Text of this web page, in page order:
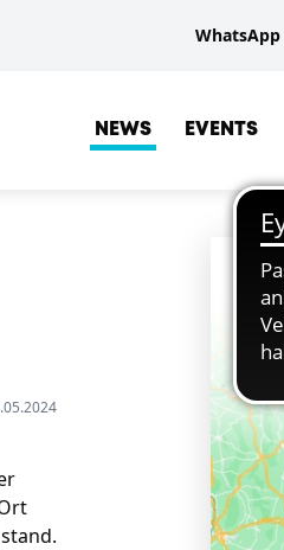
WhatsApp
NEWS EVENTS
ORTE